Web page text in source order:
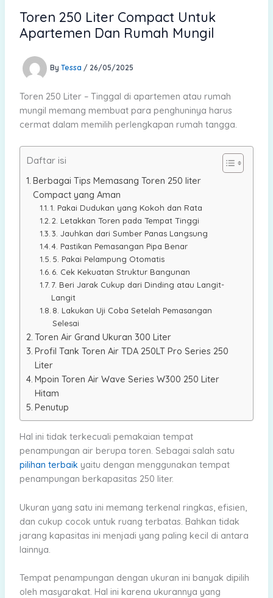
Toren 250 Liter Compact Untuk
Apartemen Dan Rumah Mungil
By Tessa / 26/05/2025
Toren 250 Liter – Tinggal di apartemen atau rumah
mungil memang membuat para penghuninya harus
cermat dalam memilih perlengkapan rumah tangga.
Daftar isi
Berbagai Tips Memasang Toren 250 liter
Compact yang Aman
1. Pakai Dudukan yang Kokoh dan Rata
2. Letakkan Toren pada Tempat Tinggi
3. Jauhkan dari Sumber Panas Langsung
4. Pastikan Pemasangan Pipa Benar
5. Pakai Pelampung Otomatis
6. Cek Kekuatan Struktur Bangunan
7. Beri Jarak Cukup dari Dinding atau Langit-
Langit
8. Lakukan Uji Coba Setelah Pemasangan
Selesai
Toren Air Grand Ukuran 300 Liter
Profil Tank Toren Air TDA 250LT Pro Series 250
Liter
Mpoin Toren Air Wave Series W300 250 Liter
Hitam
Penutup
Hal ini tidak terkecuali pemakaian tempat
penampungan air berupa toren. Sebagai salah satu
pilihan terbaikyaitu dengan menggunakan tempat
penampungan berkapasitas 250 liter.
Ukuran yang satu ini memang terkenal ringkas, efisien,
dan cukup cocok untuk ruang terbatas. Bahkan tidak
jarang kapasitas ini menjadi yang paling kecil di antara
lainnya.
Tempat penampungan dengan ukuran ini banyak dipilih
oleh masyarakat. Hal ini karena ukurannya yang